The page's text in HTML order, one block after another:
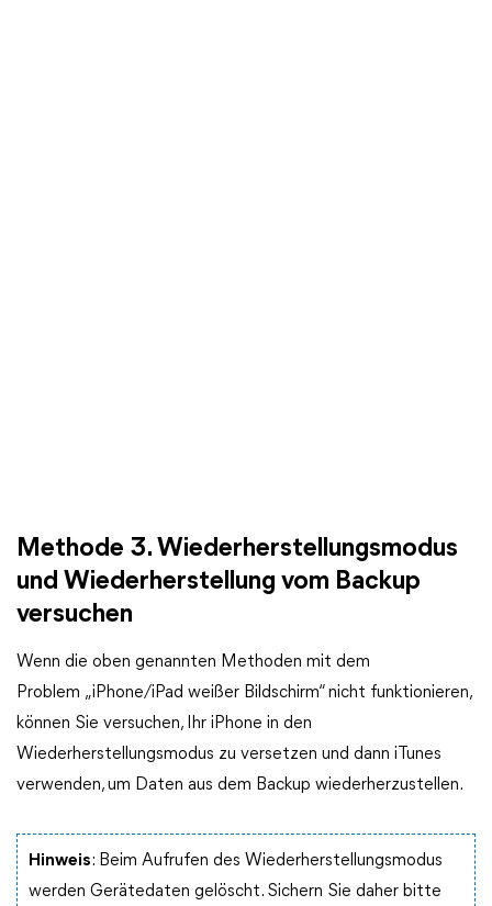
Methode 3. Wiederherstellungsmodus
und Wiederherstellung vom Backup
versuchen
Wenn die oben genannten Methoden mit dem
Problem „iPhone/iPad weißer Bildschirm“ nicht funktionieren,
können Sie versuchen, Ihr iPhone in den
Wiederherstellungsmodus zu versetzen und dann iTunes
verwenden, um Daten aus dem Backup wiederherzustellen.
Hinweis: Beim Aufrufen des Wiederherstellungsmodus
werden Gerätedaten gelöscht. Sichern Sie daher bitte